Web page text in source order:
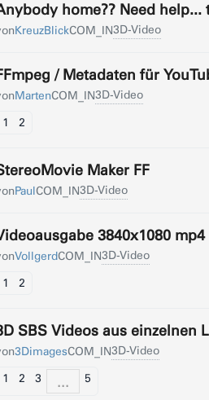
home?? Need help...
KreuzBlickCOM_IN3D-Video
/ Metadaten für
MartenCOM_IN3D-Video
1 2
Maker FF
PaulCOM_IN3D-Video
3840x1080 mp4
VollgerdCOM_IN3D-Video
1 2
SBS Videos aus einzelnen
3DimagesCOM_IN3D-Video
1 2 3 ... 5